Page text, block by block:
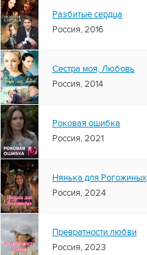
Разбитые сердца
Россия, 2016
Сестра моя, Любовь
Россия, 2014
Роковая ошибка
Россия, 2021
Нянька для Рогожиных
Россия, 2024
Превратности любви
Россия, 2023